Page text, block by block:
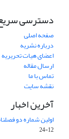
دسترسی
صفحه اصلی
درباره نشریه
اعضای هیات تحریریه
ارسال مقاله
تماس با ما
نقشه سایت
آخرین اخبار
اولین شماره دو
12-24